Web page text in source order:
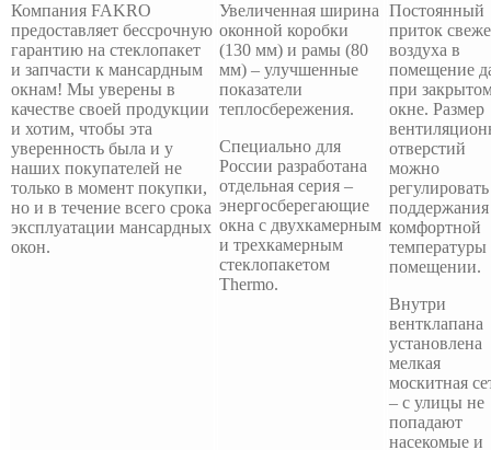
Компания FAKRO
предоставляет бессрочную
гарантию на стеклопакет
и запчасти к мансардным
окнам! Мы уверены в
качестве своей продукции
и хотим, чтобы эта
уверенность была и у
наших покупателей не
только в момент покупки,
но и в течение всего срока
эксплуатации мансардных
окон.
Увеличенная ширина
оконной коробки
(130 мм) и рамы (80
мм) – улучшенные
показатели
теплосбережения.
Специально для
России разработана
отдельная серия –
энергосберегающие
окна с двухкамерным
и трехкамерным
стеклопакетом
Thermo.
Постоянный
приток
воздуха в
помещение
при
окне. Размер
отверстий
можно
поддержания
комфортной
температуры
помещении.
Внутри
вентклапана
установлена
мелкая
москитная
– с улицы не
попадают
насекомые и